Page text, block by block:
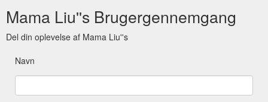
Mama Liu''s Brugergennemgang
Del din oplevelse af Mama Liu''s
Navn